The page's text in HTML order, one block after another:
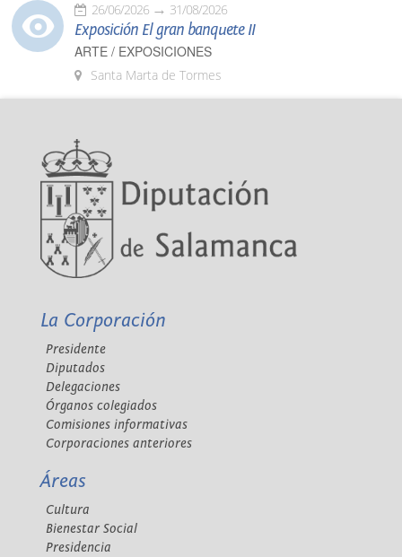
26/06/2026 31/08/2026
Exposición El gran banquete II
ARTE / EXPOSICIONES
Santa Marta de Tormes
La Corporación
Presidente
Diputados
Delegaciones
Órganos colegiados
Comisiones informativas
Corporaciones anteriores
Áreas
Cultura
Bienestar Social
Presidencia